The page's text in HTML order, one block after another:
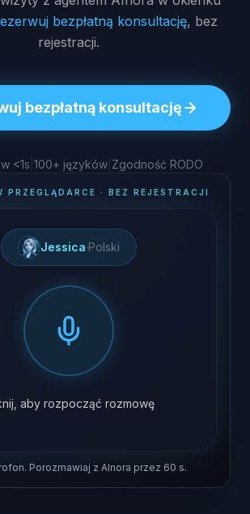
bezpłatną konsultację, bez
rejestracji.
bezpłatną konsultację
<1s 100+ języków Zgodność RODO
PRZEGLĄDARCE · BEZ REJESTRACJI
Jessica·Polski
aby rozpocząć rozmowę
Porozmawiaj z AInora przez 60 s.